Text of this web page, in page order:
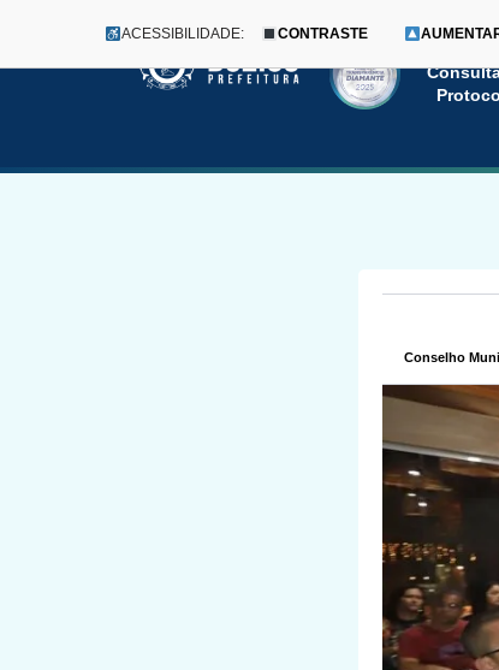
Pular
conteúdo
MenuACESSIBILIDADE: CONTRASTE
Conselho